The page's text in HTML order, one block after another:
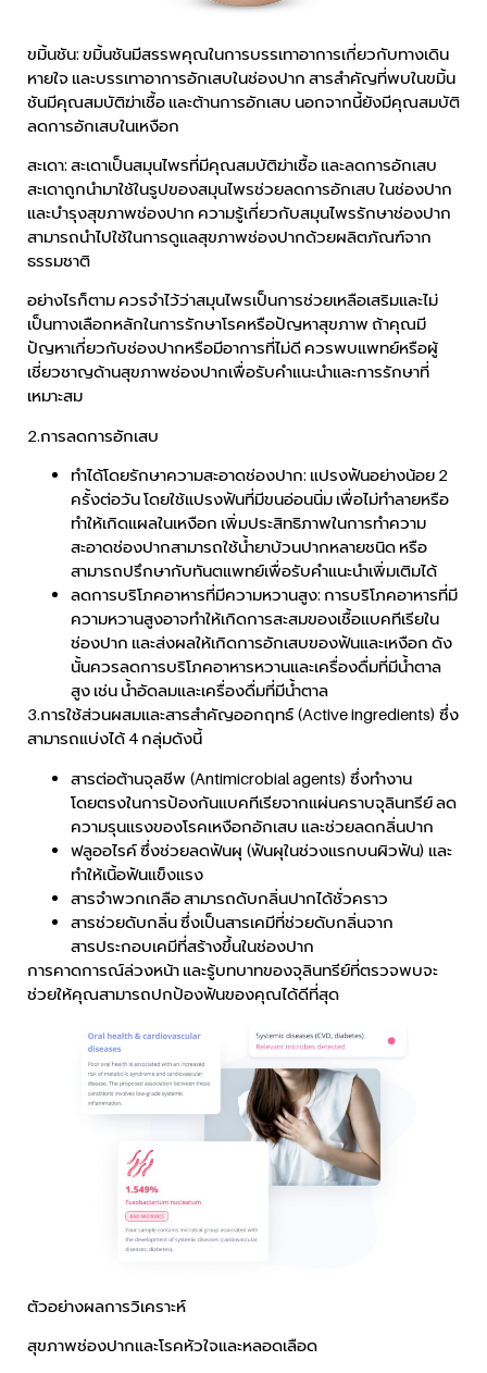
ขมิ้นชัน: ขมิ้นชันมีสรรพคุณในการบรรเทาอาการเกี่ยวกับทางเดิน
หายใจ และบรรเทาอาการอักเสบในช่องปาก สารสำคัญที่พบในขมิ้น
ชันมีคุณสมบัติฆ่าเชื้อ และต้านการอักเสบ นอกจากนี้ยังมีคุณสมบัติ
ลดการอักเสบในเหงือก
สะเดา: สะเดาเป็นสมุนไพรที่มีคุณสมบัติฆ่าเชื้อ และลดการอักเสบ
สะเดาถูกนำมาใช้ในรูปของสมุนไพรช่วยลดการอักเสบ ในช่องปาก
และบำรุงสุขภาพช่องปาก ความรู้เกี่ยวกับสมุนไพรรักษาช่องปาก
สามารถนำไปใช้ในการดูแลสุขภาพช่องปากด้วยผลิตภัณฑ์จาก
ธรรมชาติ
อย่างไรก็ตาม ควรจำไว้ว่าสมุนไพรเป็นการช่วยเหลือเสริมและไม่
เป็นทางเลือกหลักในการรักษาโรคหรือปัญหาสุขภาพ ถ้าคุณมี
ปัญหาเกี่ยวกับช่องปากหรือมีอาการที่ไม่ดี ควรพบแพทย์หรือผู้
เชี่ยวชาญด้านสุขภาพช่องปากเพื่อรับคำแนะนำและการรักษาที่
เหมาะสม
2.การลดการอักเสบ
ทำได้โดยรักษาความสะอาดช่องปาก: แปรงฟันอย่างน้อย 2
ครั้งต่อวัน โดยใช้แปรงฟันที่มีขนอ่อนนิ่ม เพื่อไม่ทำลายหรือ
ทำให้เกิดแผลในเหงือก เพิ่มประสิทธิภาพในการทำความ
สะอาดช่องปากสามารถใช้น้ำยาบ้วนปากหลายชนิด หรือ
สามารถปรึกษากับทันตแพทย์เพื่อรับคำแนะนำเพิ่มเติมได้
ลดการบริโภคอาหารที่มีความหวานสูง: การบริโภคอาหารที่มี
ความหวานสูงอาจทำให้เกิดการสะสมของเชื้อแบคทีเรียใน
ช่องปาก และส่งผลให้เกิดการอักเสบของฟันและเหงือก ดัง
นั้นควรลดการบริโภคอาหารหวานและเครื่องดื่มที่มีน้ำตาล
สูง เช่น น้ำอัดลมและเครื่องดื่มที่มีน้ำตาล
3.การใช้ส่วนผสมและสารสำคัญออกฤทธ์ (Active ingredients) ซึ่ง
สามารถแบ่งได้ 4 กลุ่มดังนี้
สารต่อต้านจุลชีพ (Antimicrobial agents) ซึ่งทำงาน
โดยตรงในการป้องกันแบคทีเรียจากแผ่นคราบจุลินทรีย์ ลด
ความรุนแรงของโรคเหงือกอักเสบ และช่วยลดกลิ่นปาก
ฟลูออไรค์ ซึ่งช่วยลดฟันผุ (ฟันผุในช่วงแรกบนผิวฟัน) และ
ทำให้เนิ้อฟันแข็งแรง
สารจำพวกเกลือ สามารถดับกลิ่นปากได้ชั่วคราว
สารช่วยดับกลิ่น ซึ่งเป็นสารเคมีที่ช่วยดับกลิ่นจาก
สารประกอบเคมีที่สร้างขึ้นในช่องปาก
การคาดการณ์ล่วงหน้า และรู้บทบาทของจุลินทรีย์ที่ตรวจพบจะ
ช่วยให้คุณสามารถปกป้องฟันของคุณได้ดีที่สุด
ตัวอย่างผลการวิเคราะห์
สุขภาพช่องปากและโรคหัวใจและหลอดเลือด